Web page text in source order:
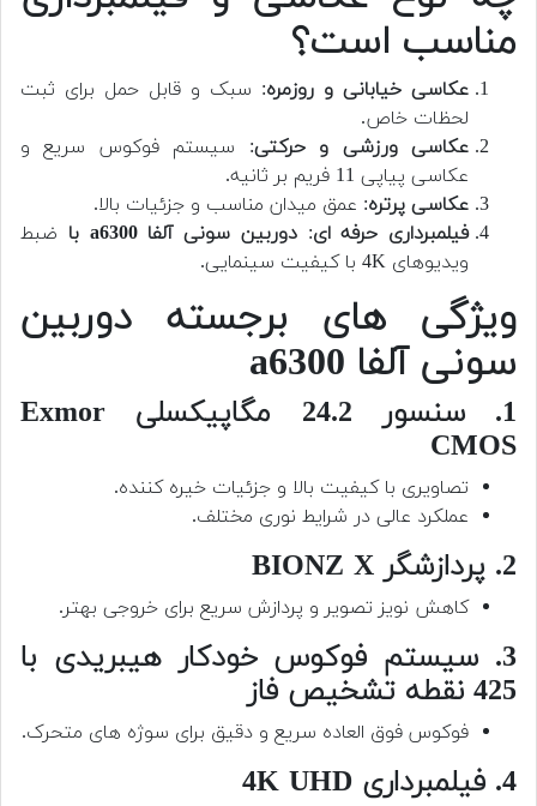
مناسب است؟
عکاسی خیابانی و روزمره: سبک و قابل حمل برای ثبت
لحظات خاص.
عکاسی ورزشی و حرکتی: سیستم فوکوس سریع و
عکاسی پیاپی 11 فریم بر ثانیه.
عکاسی پرتره: عمق میدان مناسب و جزئیات بالا.
فیلمبرداری حرفه ای:دوربین سونی آلفا a6300 با
ضبط
ویدیوهای 4K با کیفیت سینمایی.
ویژگی های برجسته دوربین
سونی آلفا a6300
1. سنسور 24.2 مگاپیکسلی Exmor
CMOS
تصاویری با کیفیت بالا و جزئیات خیره کننده.
عملکرد عالی در شرایط نوری مختلف.
2. پردازشگر BIONZ X
کاهش نویز تصویر و پردازش سریع برای خروجی بهتر.
3. سیستم فوکوس خودکار هیبریدی با
425 نقطه تشخیص فاز
فوکوس فوق العاده سریع و دقیق برای سوژه های متحرک.
4. فیلمبرداری 4K UHD